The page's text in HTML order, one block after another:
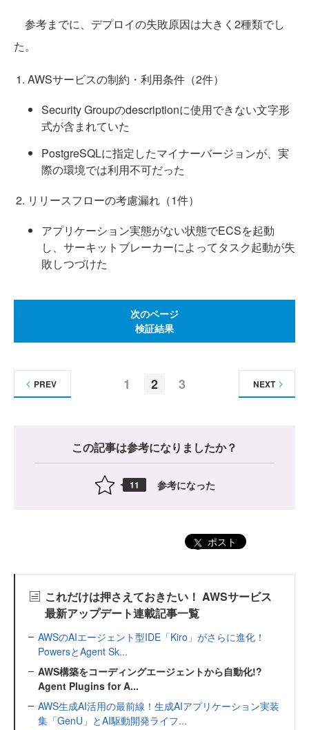
参考までに、デプロイの失敗原因は大きく2種類でし
た。
AWSサービスの制約・利用条件（2件）
Security Groupのdescriptionに使用できない文字形
式が含まれていた
PostgreSQLに指定したマイナーバージョンが、実
際の環境では利用不可だった
リリースフローの考慮漏れ（1件）
アプリケーション実態がない状態でECSを起動
し、サーキットブレーカーによってタスク起動が失
敗しつづけた
次のページ
検証結果
1 2 3
PREV NEXT
この記事は参考になりましたか？
11 参考になった
ポスト
これだけは押さえておきたい！ AWSサービス
最新アップデート連載記事一覧
AWSのAIエージェント型IDE「Kiro」がさらに進化！
PowersとAgent Sk...
AWS構築をコーディングエージェントから自動化!?
Agent Plugins for A...
AWS生成AI活用の最前線！生成AIアプリケーション実装
集「GenU」とAI駆動開発ライフ...